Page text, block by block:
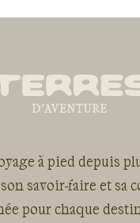
à pied depuis
savoir-faire et sa
pour chaque